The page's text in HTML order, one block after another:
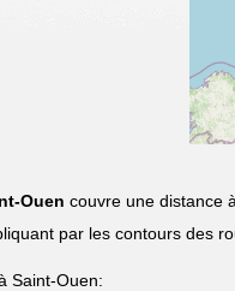
Ouen couvre une distance
par les contours des
Saint-Ouen: